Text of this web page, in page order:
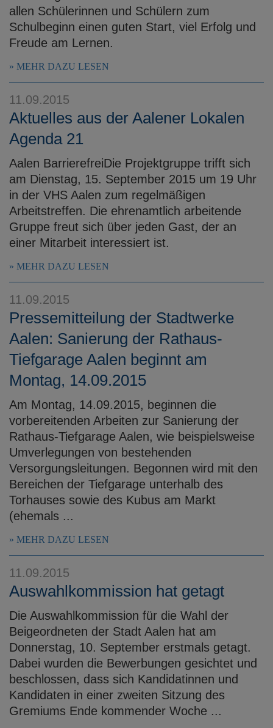
allen Schülerinnen und Schülern zum
Schulbeginn einen guten Start, viel Erfolg und
Freude am Lernen.
MEHR DAZU LESEN
11.09.2015
Aktuelles aus der Aalener Lokalen
Agenda 21
Aalen BarrierefreiDie Projektgruppe trifft sich
am Dienstag, 15. September 2015 um 19 Uhr
in der VHS Aalen zum regelmäßigen
Arbeitstreffen. Die ehrenamtlich arbeitende
Gruppe freut sich über jeden Gast, der an
einer Mitarbeit interessiert ist.
MEHR DAZU LESEN
11.09.2015
Pressemitteilung der Stadtwerke
Aalen: Sanierung der Rathaus-
Tiefgarage Aalen beginnt am
Montag, 14.09.2015
Am Montag, 14.09.2015, beginnen die
vorbereitenden Arbeiten zur Sanierung der
Rathaus-Tiefgarage Aalen, wie beispielsweise
Umverlegungen von bestehenden
Versorgungsleitungen. Begonnen wird mit den
Bereichen der Tiefgarage unterhalb des
Torhauses sowie des Kubus am Markt
(ehemals ...
MEHR DAZU LESEN
11.09.2015
Auswahlkommission hat getagt
Die Auswahlkommission für die Wahl der
Beigeordneten der Stadt Aalen hat am
Donnerstag, 10. September erstmals getagt.
Dabei wurden die Bewerbungen gesichtet und
beschlossen, dass sich Kandidatinnen und
Kandidaten in einer zweiten Sitzung des
Gremiums Ende kommender Woche ...